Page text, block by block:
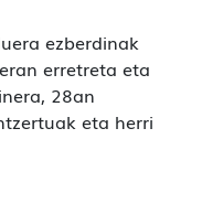
ezberdinak
erretreta eta
28an
eta herri